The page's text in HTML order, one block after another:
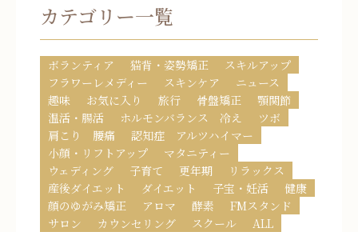
カテゴリー一覧
ボランティア 猫背・姿勢矯正
スキルアップ
フラワーレメディー
スキンケア
ニュース
趣味
お気に入り 旅行 骨盤矯正
顎関節
温活・腸活
ホルモンバランス 冷え
ツボ
肩こり 腰痛
認知症 アルツハイマー
小顔・リフトアップ
マタニティー
ウェディング
子育て 更年期
リラックス
産後ダイエット
ダイエット 子宝・妊活
健康
顔のゆがみ矯正
アロマ 酵素
FMスタンド
サロン
カウンセリング スクール ALL